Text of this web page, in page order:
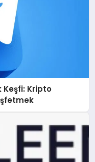
Keşfi: Kripto